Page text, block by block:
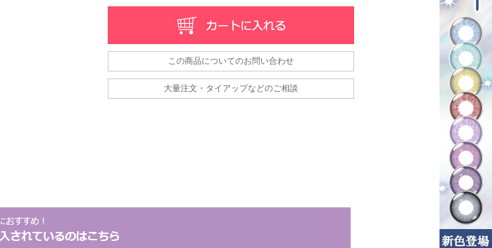
この商品についてのお問い合わせ
大量注文・タイアップなどのご相談